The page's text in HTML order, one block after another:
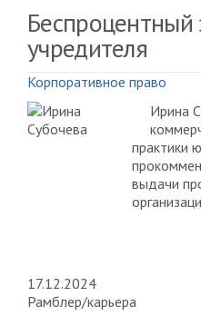
Беспроцентный
учредителя
Корпоративное право
Ирина
практики
выдачи
17.12.2024
Рамблер/карьера